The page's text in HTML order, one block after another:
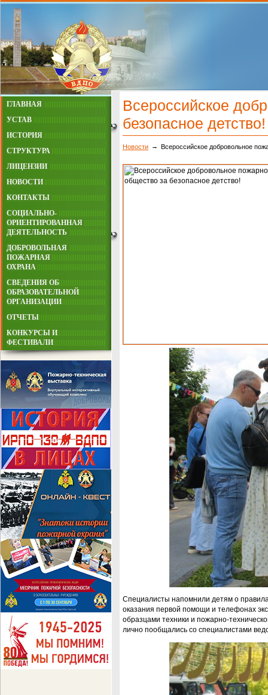
ГЛАВНАЯ
УСТАВ
ИСТОРИЯ
СТРУКТУРА
ЛИЦЕНЗИИ
НОВОСТИ
КОНТАКТЫ
СОЦИАЛЬНО-
ОРИЕНТИРОВАННАЯ
ДЕЯТЕЛЬНОСТЬ
ДОБРОВОЛЬНАЯ
ПОЖАРНАЯ
ОХРАНА
СВЕДЕНИЯ ОБ
ОБРАЗОВАТЕЛЬНОЙ
ОРГАНИЗАЦИИ
ОТЧЕТЫ
КОНКУРСЫ И
ФЕСТИВАЛИ
Всероссийское
безопасное детство!
Новости Всероссийское добровольное
Специалисты напомнили детям о
оказания первой помощи и телефонах
образцами техники и пожарно-
лично пообщались со специалистами